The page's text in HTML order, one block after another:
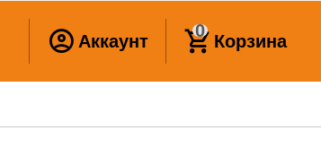
Аккаунт
0
Корзина